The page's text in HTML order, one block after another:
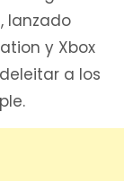
lanzado
y Xbox
a los